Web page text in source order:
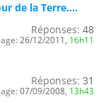
de la Terre....
Réponses: 48
26/12/2011, 16h11
Réponses: 31
07/09/2008, 13h43